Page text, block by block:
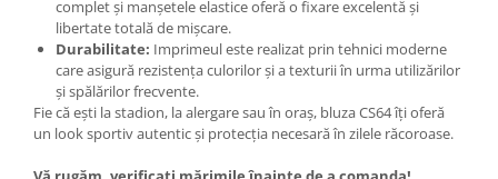
complet și manșetele elastice oferă o fixare excelentă și
libertate totală de mișcare.
Durabilitate: Imprimeul este realizat prin tehnici moderne
care asigură rezistența culorilor și a texturii în urma utilizărilor
și spălărilor frecvente.
Fie că ești la stadion, la alergare sau în oraș, bluza CS64 îți oferă
un look sportiv autentic și protecția necesară în zilele răcoroase.